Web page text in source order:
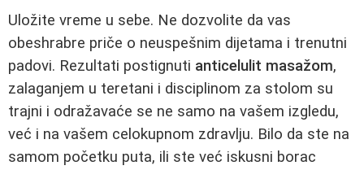
Uložite vreme u sebe. Ne dozvolite da vas
obeshrabre priče o neuspešnim dijetama i trenutni
padovi. Rezultati postignuti anticelulit masažom,
zalaganjem u teretani i disciplinom za stolom su
trajni i odražavaće se ne samo na vašem izgledu,
već i na vašem celokupnom zdravlju. Bilo da ste na
samom početku puta, ili ste već iskusni borac